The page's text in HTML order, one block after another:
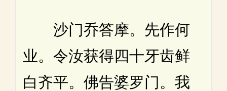
沙门乔答摩。先作何
业。令汝获得四十牙齿鲜
白齐平。佛告婆罗门。我